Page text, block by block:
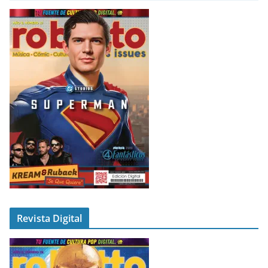
Revista Digital